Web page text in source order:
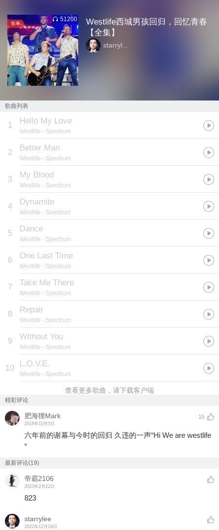
歌单
51200
Westlife西城男孩回归，回忆青春
【全集】
starryl...
歌曲列表
1 Hello My Love
Westlife - Spectrum
2 Better Man
Westlife - Spectrum
3 My Blood
Westlife - Spectrum
4 Dynamite
Westlife - Spectrum
5 Dance
Westlife - Spectrum
6 One Last Time
Westlife - Spectrum
7 Take Me There
Westlife - Spectrum
8 Repair
Westlife - Spectrum
9 Without You
Westlife - Spectrum
10 L.O.V.E.
Westlife - Spectrum
查看更多歌曲，请下载客户端
精彩评论
肥海狸Mark
2018年10月5日
15
六年前的谢幕与今时的回归 久违的一声“Hi We are westlife
”
最新评论(19)
帝霸2106
2023年2月22日
823
starrylee
2022年12月24日